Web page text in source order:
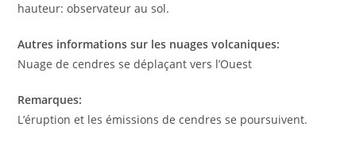
hauteur: observateur au sol.
Autres informations sur les nuages volcaniques:
Nuage de cendres se déplaçant vers l’Ouest
Remarques:
L’éruption et les émissions de cendres se poursuivent.